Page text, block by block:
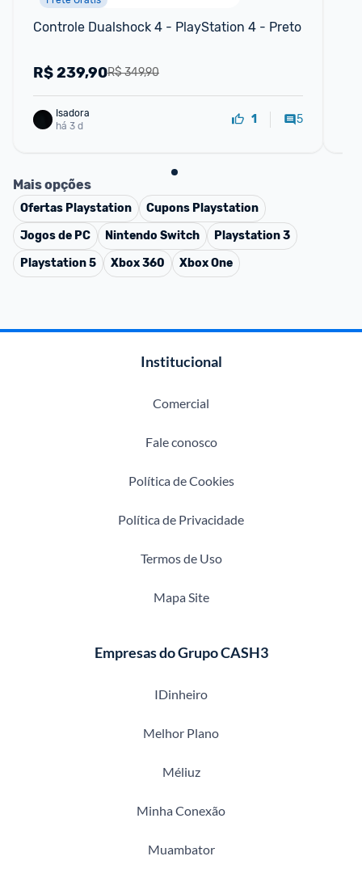
Controle Dualshock 4 - PlayStation 4 - Preto
R$ 349,90
R$239,90
Isadora
há 3 d
1 5
Mais opções
Ofertas Playstation Cupons Playstation
Jogos de PC
Nintendo Switch
Playstation 3
Playstation 5
Xbox 360 Xbox One
Institucional
Comercial
Fale conosco
Política de Cookies
Política de Privacidade
Termos de Uso
Mapa Site
Empresas do Grupo CASH3
IDinheiro
Melhor Plano
Méliuz
Minha Conexão
Muambator